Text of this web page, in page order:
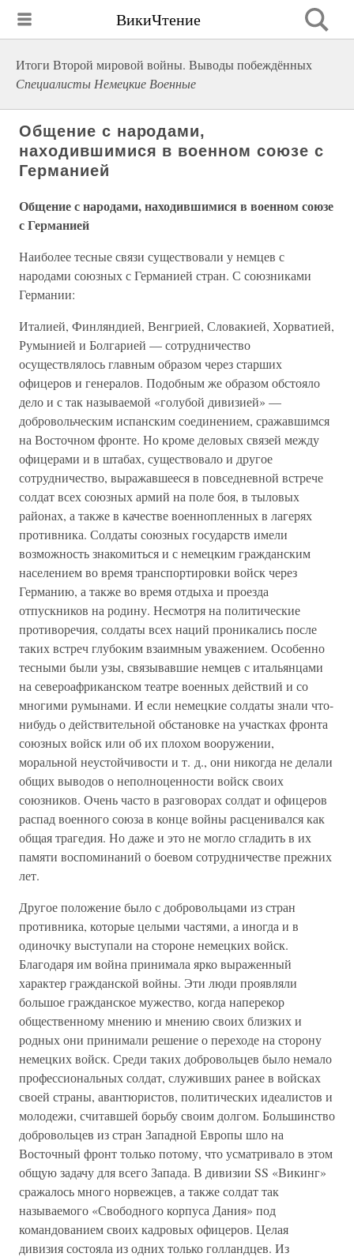
ВикиЧтение
Итоги Второй мировой войны. Выводы побеждённых
Специалисты Немецкие Военные
Общение с народами,
находившимися в военном союзе с
Германией
Общение с народами, находившимися в военном союзе
с Германией
Наиболее тесные связи существовали у немцев с
народами союзных с Германией стран. С союзниками
Германии:
Италией, Финляндией, Венгрией, Словакией, Хорватией,
Румынией и Болгарией — сотрудничество
осуществлялось главным образом через старших
офицеров и генералов. Подобным же образом обстояло
дело и с так называемой «голубой дивизией» —
добровольческим испанским соединением, сражавшимся
на Восточном фронте. Но кроме деловых связей между
офицерами и в штабах, существовало и другое
сотрудничество, выражавшееся в повседневной встрече
солдат всех союзных армий на поле боя, в тыловых
районах, а также в качестве военнопленных в лагерях
противника. Солдаты союзных государств имели
возможность знакомиться и с немецким гражданским
населением во время транспортировки войск через
Германию, а также во время отдыха и проезда
отпускников на родину. Несмотря на политические
противоречия, солдаты всех наций проникались после
таких встреч глубоким взаимным уважением. Особенно
тесными были узы, связывавшие немцев с итальянцами
на североафриканском театре военных действий и со
многими румынами. И если немецкие солдаты знали что-
нибудь о действительной обстановке на участках фронта
союзных войск или об их плохом вооружении,
моральной неустойчивости и т. д., они никогда не делали
общих выводов о неполноценности войск своих
союзников. Очень часто в разговорах солдат и офицеров
распад военного союза в конце войны расценивался как
общая трагедия. Но даже и это не могло сгладить в их
памяти воспоминаний о боевом сотрудничестве прежних
лет.
Другое положение было с добровольцами из стран
противника, которые целыми частями, а иногда и в
одиночку выступали на стороне немецких войск.
Благодаря им война принимала ярко выраженный
характер гражданской войны. Эти люди проявляли
большое гражданское мужество, когда наперекор
общественному мнению и мнению своих близких и
родных они принимали решение о переходе на сторону
немецких войск. Среди таких добровольцев было немало
профессиональных солдат, служивших ранее в войсках
своей страны, авантюристов, политических идеалистов и
молодежи, считавшей борьбу своим долгом. Большинство
добровольцев из стран Западной Европы шло на
Восточный фронт только потому, что усматривало в этом
общую задачу для всего Запада. В дивизии SS «Викинг»
сражалось много норвежцев, а также солдат так
называемого «Свободного корпуса Дания» под
командованием своих кадровых офицеров. Целая
дивизия состояла из одних только голландцев. Из